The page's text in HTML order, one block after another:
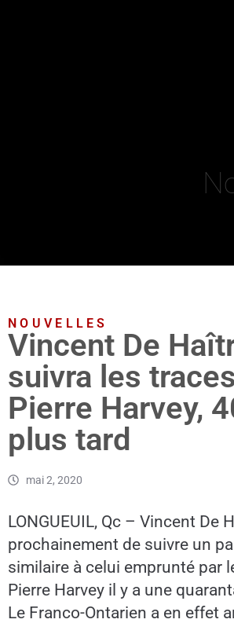
NOUVELLES
Vincent De
suivra les
Pierre Harvey,
plus tard
mai 2, 2020
LONGUEUIL, Qc – Vincent De
prochainement de suivre un
similaire à celui emprunté par
Pierre Harvey il y a une
Le Franco-Ontarien a en effet